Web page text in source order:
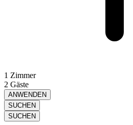
1 Zimmer
2 Gäste
ANWENDEN
SUCHEN
SUCHEN